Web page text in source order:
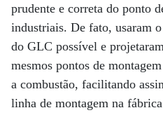
prudente e correta do ponto
industriais. De fato, usaram
do GLC possível e
mesmos pontos de
a combustão, facilitando
linha de montagem na